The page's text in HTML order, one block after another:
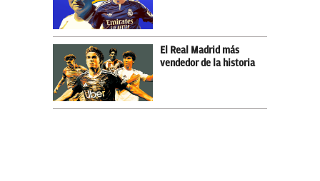
El Real Madrid más
vendedor de la historia